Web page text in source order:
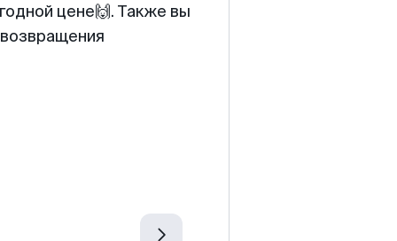
цене🙌. Также вы